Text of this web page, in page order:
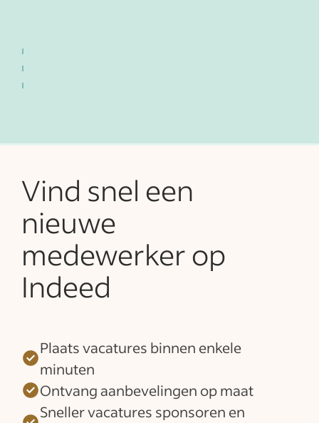
Vind snel een
nieuwe
medewerker op
Indeed
Plaats vacatures binnen enkele
minuten
Ontvang aanbevelingen op maat
Sneller vacatures sponsoren en